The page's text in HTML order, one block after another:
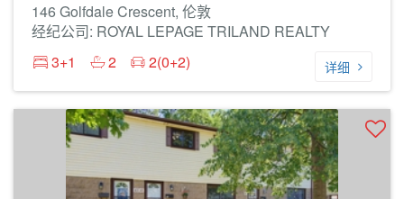
146 Golfdale Crescent, 伦敦
经纪公司: ROYAL LEPAGE TRILAND REALTY
3+1
2 2(0+2) 详细